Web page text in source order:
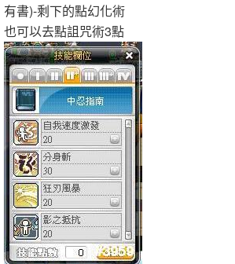
有書)-剩下的點幻化術
也可以去點詛咒術3點